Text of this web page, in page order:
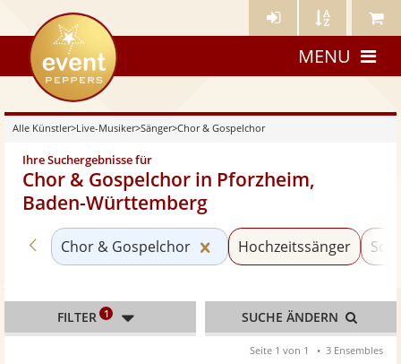
Künstler- Künstler Meine
eventpeppers
MENU
Alle Künstler>Live-Musiker>Sänger>Chor & Gospelchor
Ihre Suchergebnisse für
Chor & Gospelchor in Pforzheim,
Baden-Württemberg
Zurück zu «Sänger»
Chor & Gospelchor Kategorie «Chor &
Hochzeitssänger
FILTER 1 SUCHE ÄNDERN
Seite 1 von 1 3 Ensembles